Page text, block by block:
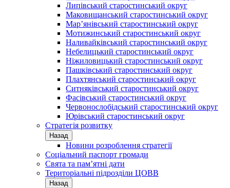
Липівський старостинський округ
Маковищанський старостинський округ
Мар’янівський старостинський округ
Мотижинський старостинський округ
Наливайківський старостинський округ
Небелицький старостинський округ
Ніжиловицький старостинський округ
Пашківський старостинський округ
Плахтянський старостинський округ
Ситняківський старостинський округ
Фасівський старостинський округ
Червонослобідський старостинський округ
Юрівський старостинський округ
Стратегія розвитку
Назад
Новини розроблення стратегії
Соціальний паспорт громади
Свята та пам’ятні дати
Територіальні підрозділи ЦОВВ
Назад